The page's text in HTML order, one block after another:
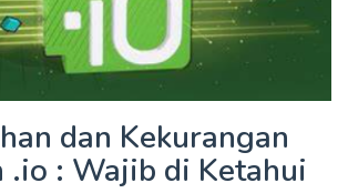
dan Kekurangan
.io : Wajib di Ketahui